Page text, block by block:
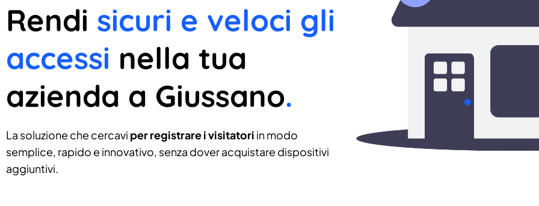
Rendi sicuri e veloci gli
accessi nella tua
azienda a Giussano.
La soluzione che cercavi per registrare i visitatori in modo
semplice, rapido e innovativo, senza dover acquistare dispositivi
aggiuntivi.